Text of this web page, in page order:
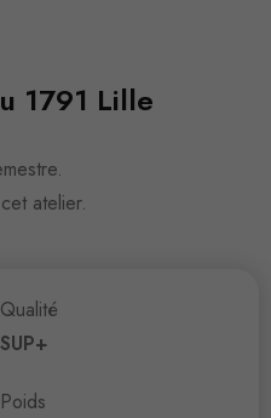
1791 Lille
atelier.
Qualité
SUP+
Poids